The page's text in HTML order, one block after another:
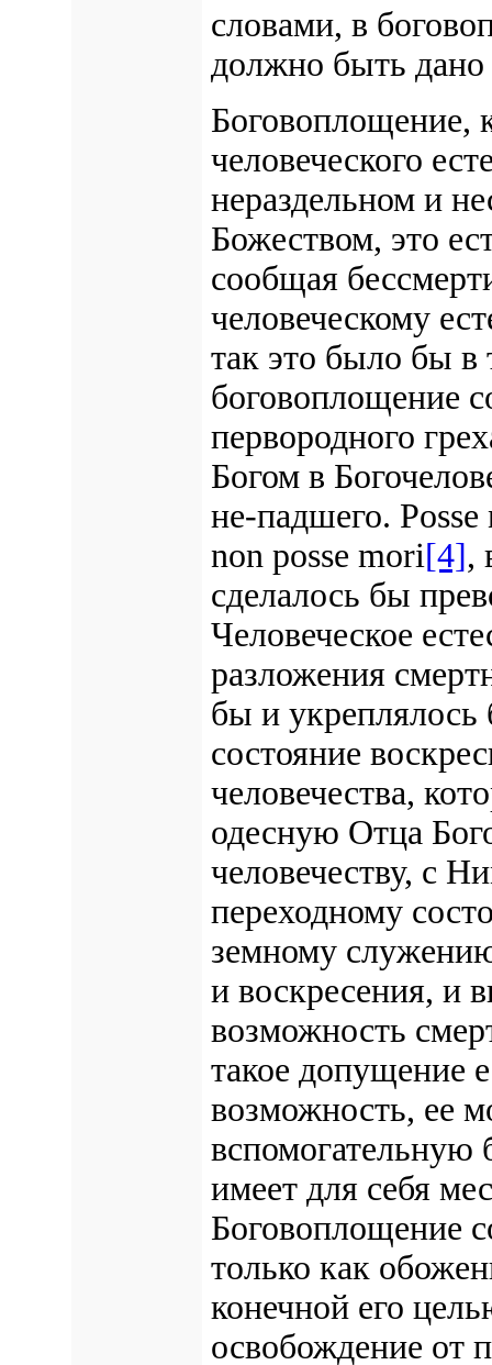
словами, в
должно быть
Боговоплощение,
человеческого
нераздельном и
Божеством, это
сообщая
человеческому
так это было бы в
боговоплощение
первородного
Богом в
не-падшего.
non posse mori[4],
сделалось бы
Человеческое
разложения
бы и укреплялось
состояние
человечества,
одесную Отца
человечеству, с
переходному
земному
и воскресения, и
возможность
такое допущение
возможность, ее
вспомогательную
имеет для себя
Боговоплощение
только как
конечной его
освобождение от